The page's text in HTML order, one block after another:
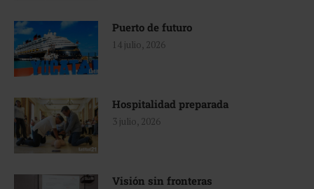
Puerto de futuro
14 julio, 2026
Hospitalidad preparada
3 julio, 2026
Visión sin fronteras